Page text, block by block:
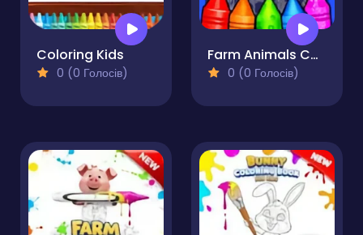
Coloring Kids
0 (0 Голосів)
Farm Animals Coloring For Kids
0 (0 Голосів)